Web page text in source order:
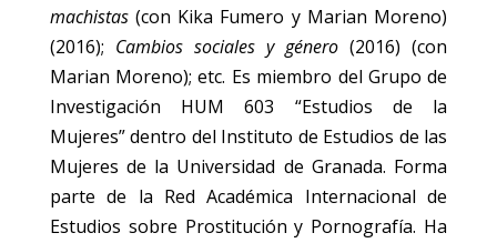
machistas(con Kika Fumero y Marian Moreno)
(2016); Cambios sociales y género (2016) (con
Marian Moreno); etc. Es miembro del Grupo de
Investigación HUM 603 “Estudios de la
Mujeres” dentro del Instituto de Estudios de las
Mujeres de la Universidad de Granada. Forma
parte de la Red Académica Internacional de
Estudios sobre Prostitución y Pornografía. Ha